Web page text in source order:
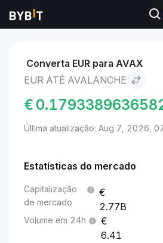
Mercados Preço de Avalanche
Converta EUR para AVAX
EUR ATÉ AVALANCHE
€
Última atualização: Aug 7, 2026,
Estatísticas do mercado
Capitalização
de mercado
2.77B
Volume em 24h
6.41